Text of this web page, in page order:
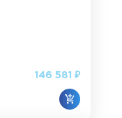
146 581 ₽